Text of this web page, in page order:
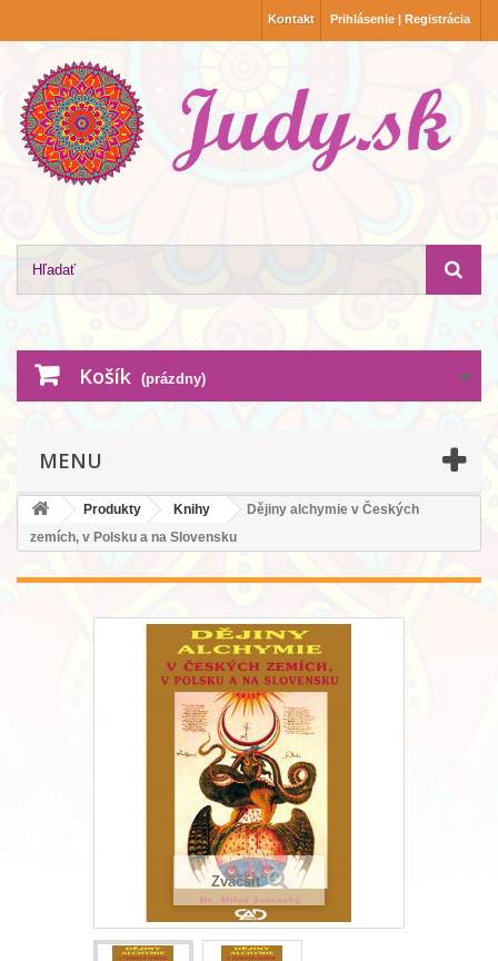
Prihlásenie | Registrácia
Kontakt
Košík (prázdny)
MENU
Produkty Knihy
Dějiny alchymie v Českých
zemích, v Polsku a na Slovensku
Zväčšiť